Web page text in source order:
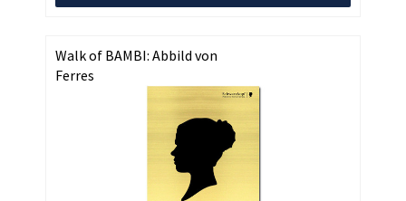
Walk of BAMBI: Abbild von
Ferres